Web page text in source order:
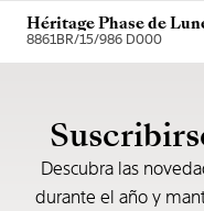
Héritage Phase de
8861BR/15/986 D000
Descubra las
durante el año y